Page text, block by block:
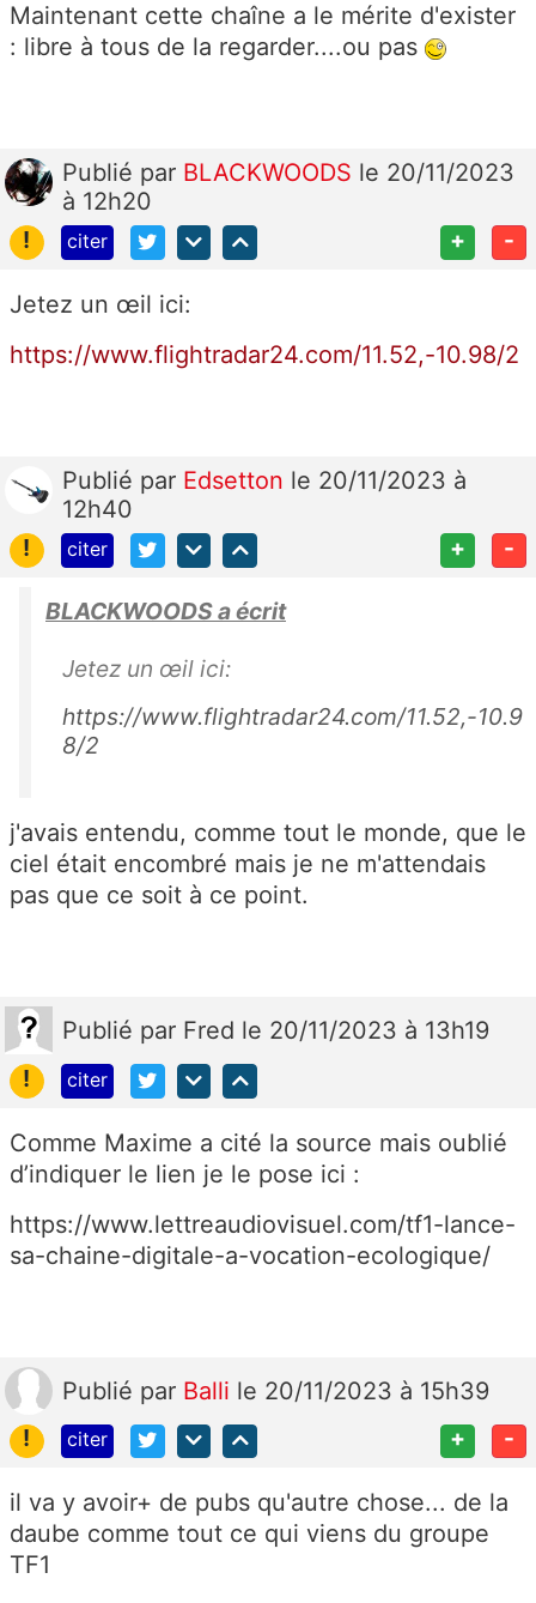
Maintenant cette chaîne a le mérite d'exister
: libre à tous de la regarder....ou pas
Publié par BLACKWOODS le 20/11/2023
à 12h20
!
citer + -
Jetez un œil ici:
https://www.flightradar24.com/11.52,-10.98/2
Publié par Edsetton le 20/11/2023 à
12h40
!
citer + -
BLACKWOODS a écrit
Jetez un œil ici:
https://www.flightradar24.com/11.52,-10.9
8/2
j'avais entendu, comme tout le monde, que le
ciel était encombré mais je ne m'attendais
pas que ce soit à ce point.
Publié par Fred le 20/11/2023 à 13h19
!
citer
Comme Maxime a cité la source mais oublié
d’indiquer le lien je le pose ici :
https://www.lettreaudiovisuel.com/tf1-lance-
sa-chaine-digitale-a-vocation-ecologique/
Publié par Balli le 20/11/2023 à 15h39
!
citer + -
il va y avoir+ de pubs qu'autre chose... de la
daube comme tout ce qui viens du groupe
TF1